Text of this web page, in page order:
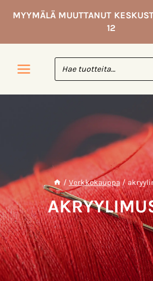
sisältöön
MYYMÄLÄ MUUTTANUT
12
/ Verkkokauppa /